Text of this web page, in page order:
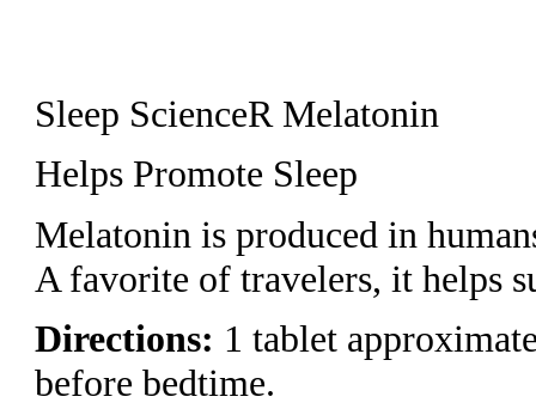
Sleep ScienceR Melatonin
Helps Promote Sleep
Melatonin is produced in
A favorite of travelers, it helps
Directions: 1 tablet
before bedtime.